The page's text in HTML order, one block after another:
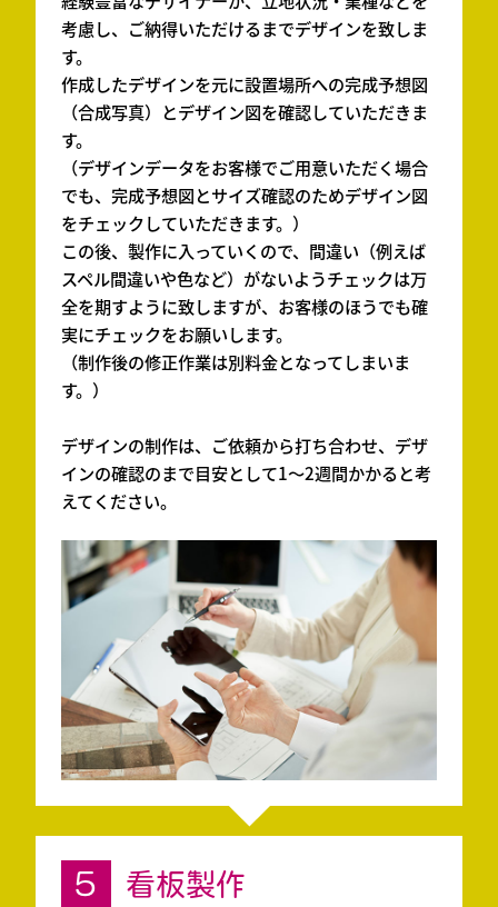
考慮し、ご納得いただけるまでデザインを致しま
す。
作成したデザインを元に設置場所への完成予想図
（合成写真）とデザイン図を確認していただきま
す。
（デザインデータをお客様でご用意いただく場合
でも、完成予想図とサイズ確認のためデザイン図
をチェックしていただきます。）
この後、製作に入っていくので、間違い（例えば
スペル間違いや色など）がないようチェックは万
全を期すように致しますが、お客様のほうでも確
実にチェックをお願いします。
（制作後の修正作業は別料金となってしまいま
す。）
デザインの制作は、ご依頼から打ち合わせ、デザ
インの確認のまで目安として1～2週間かかると考
えてください。
5 看板製作